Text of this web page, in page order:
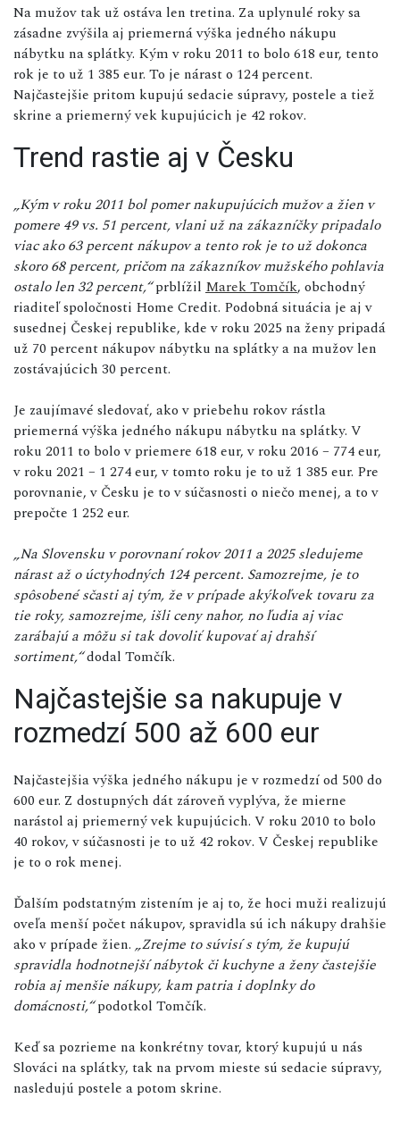
Na mužov tak už ostáva len tretina. Za uplynulé roky sa
zásadne zvýšila aj priemerná výška jedného nákupu
nábytku na splátky. Kým v roku 2011 to bolo 618 eur, tento
rok je to už 1 385 eur. To je nárast o 124 percent.
Najčastejšie pritom kupujú sedacie súpravy, postele a tiež
skrine a priemerný vek kupujúcich je 42 rokov.
Trend rastie aj v Česku
„Kým v roku 2011 bol pomer nakupujúcich mužov a žien v
pomere 49 vs. 51 percent, vlani už na zákazníčky pripadalo
viac ako 63 percent nákupov a tento rok je to už dokonca
skoro 68 percent, pričom na zákazníkov mužského pohlavia
ostalo len 32 percent,“prblížil Marek Tomčík, obchodný
riaditeľ spoločnosti Home Credit. Podobná situácia je aj v
susednej Českej republike, kde v roku 2025 na ženy pripadá
už 70 percent nákupov nábytku na splátky a na mužov len
zostávajúcich 30 percent.
Je zaujímavé sledovať, ako v priebehu rokov rástla
priemerná výška jedného nákupu nábytku na splátky. V
roku 2011 to bolo v priemere 618 eur, v roku 2016 – 774 eur,
v roku 2021 – 1 274 eur, v tomto roku je to už 1 385 eur. Pre
porovnanie, v Česku je to v súčasnosti o niečo menej, a to v
prepočte 1 252 eur.
„Na Slovensku v porovnaní rokov 2011 a 2025 sledujeme
nárast až o úctyhodných 124 percent. Samozrejme, je to
spôsobené sčasti aj tým, že v prípade akýkoľvek tovaru za
tie roky, samozrejme, išli ceny nahor, no ľudia aj viac
zarábajú a môžu si tak dovoliť kupovať aj drahší
sortiment,“dodal Tomčík.
Najčastejšie sa nakupuje v
rozmedzí 500 až 600 eur
Najčastejšia výška jedného nákupu je v rozmedzí od 500 do
600 eur. Z dostupných dát zároveň vyplýva, že mierne
narástol aj priemerný vek kupujúcich. V roku 2010 to bolo
40 rokov, v súčasnosti je to už 42 rokov. V Českej republike
je to o rok menej.
Ďalším podstatným zistením je aj to, že hoci muži realizujú
oveľa menší počet nákupov, spravidla sú ich nákupy drahšie
ako v prípade žien. „Zrejme to súvisí s tým, že kupujú
spravidla hodnotnejší nábytok či kuchyne a ženy častejšie
robia aj menšie nákupy, kam patria i doplnky do
domácnosti,“podotkol Tomčík.
Keď sa pozrieme na konkrétny tovar, ktorý kupujú u nás
Slováci na splátky, tak na prvom mieste sú sedacie súpravy,
nasledujú postele a potom skrine.